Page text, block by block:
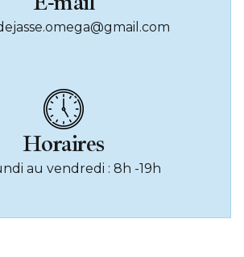
Horaires
au vendredi : 8h -19h